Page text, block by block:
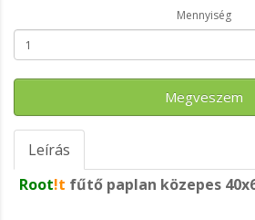
Mennyiség
Megveszem
Leírás
Root!t fűtő paplan közepes